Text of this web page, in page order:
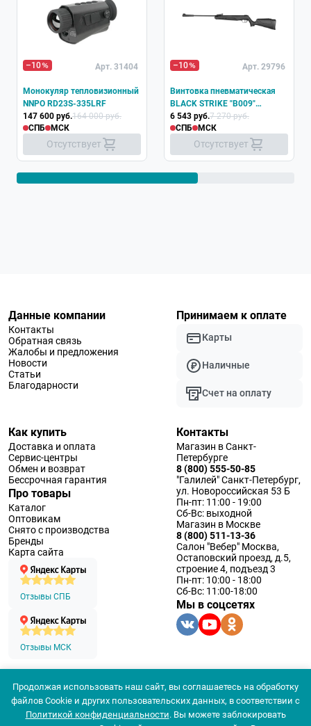
–10 Арт. 31404
Монокуляр тепловизионный
NNPO RD23S-335LRF
147 600 руб.164 000 руб.
СПБ
МСК
Отсутствует
–10 Арт. 29796
Винтовка пневматическая
BLACK STRIKE "B009"
кал.4,5mm (.177) не более
3,0Дж
6 543 руб.7 270 руб.
СПБ
МСК
Отсутствует
Данные компании
Контакты
Обратная связь
Жалобы и предложения
Новости
Статьи
Благодарности
Принимаем к оплате
Карты
Наличные
Счет на оплату
Как купить
Доставка и оплата
Сервис-центры
Обмен и возврат
Бессрочная гарантия
Про товары
Каталог
Оптовикам
Снято с производства
Бренды
Карта сайта
Отзывы СПБ
Отзывы МСК
Контакты
Магазин в Санкт-
Петербурге
8 (800) 555-50-85
"Галилей" Санкт-Петербург,
ул. Новороссийская 53 Б
Пн-пт: 11:00 - 19:00
Сб-Вс: выходной
Магазин в Москве
8 (800) 511-13-36
Салон "Вебер" Москва,
Остаповский проезд, д.5,
строение 4, подъезд 3
Пн-пт: 10:00 - 18:00
Сб-Вс: 11:00-18:00
Мы в соцсетях
© 1994 — 2026 ООО «Наблюдательные приборы»
Политика конфеденциальности
Согласие на обработку персональных данных
Продолжая использовать наш сайт, вы соглашаетесь на обработку
файлов Cookie и других пользовательских данных, в соответствии с
Политикой конфиденциальности. Вы можете заблокировать